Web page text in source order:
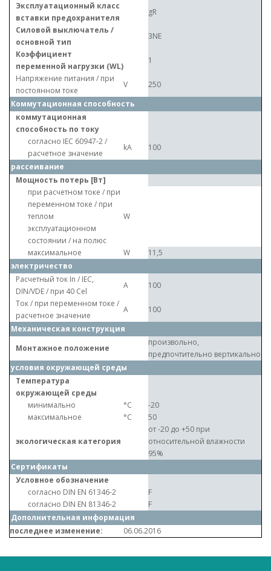
Эксплуатационный класс
вставки предохранителя
gR
Силовой выключатель /
основной тип
3NE
Коэффициент
переменной нагрузки (WL)
1
Напряжение питания / при
постоянном токе
V
250
Коммутационная способность
коммутационная
способность по току
согласно IEC 60947-2 /
расчетное значение
kA
100
рассеивание
Мощность потерь [Вт]
при расчетном токе / при
переменном токе / при
теплом
эксплуатационном
состоянии / на полюс
W
максимальное W
11,5
электричество
Расчетный ток In / IEC,
DIN/VDE / при 40 Cel
A
100
Ток / при переменном токе /
расчетное значение
A
100
Механическая конструкция
Монтажное положение
произвольно,
предпочтительно вертикально
условия окружающей среды
Температура
окружающей среды
минимально
°C
-20
максимальное
°C 50
экологическая категория
от -20 до +50 при
относительной влажности
95%
Сертификаты
Условное обозначение
согласно DIN EN 61346-2
F
согласно DIN EN 81346-2
F
Дополнительная информация
последнее изменение:
06.06.2016